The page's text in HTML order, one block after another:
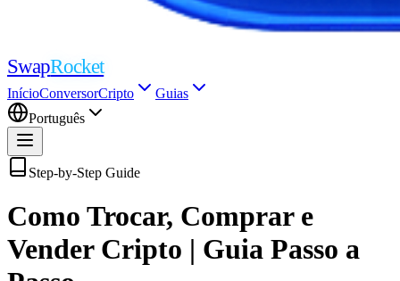
SwapRocket
InícioConversorCripto
Guias
Português
Step-by-Step Guide
Como Trocar, Comprar e
Vender Cripto | Guia Passo a